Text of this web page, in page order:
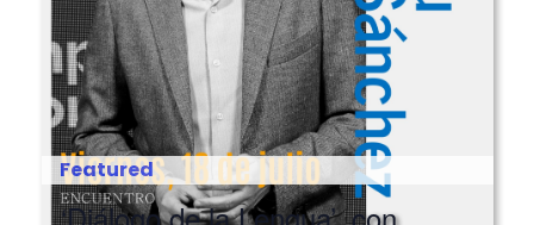
Featured